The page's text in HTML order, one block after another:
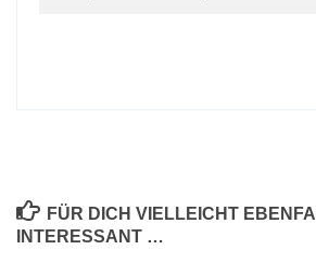
FÜR DICH VIELLEICHT
INTERESSANT …